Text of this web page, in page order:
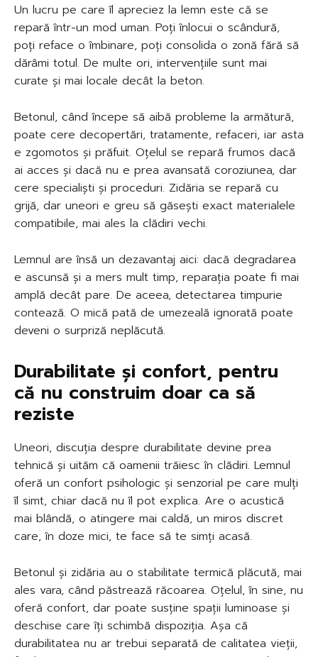
Un lucru pe care îl apreciez la lemn este că se
repară într-un mod uman. Poți înlocui o scândură,
poți reface o îmbinare, poți consolida o zonă fără să
dărâmi totul. De multe ori, intervențiile sunt mai
curate și mai locale decât la beton.
Betonul, când începe să aibă probleme la armătură,
poate cere decopertări, tratamente, refaceri, iar asta
e zgomotos și prăfuit. Oțelul se repară frumos dacă
ai acces și dacă nu e prea avansată coroziunea, dar
cere specialiști și proceduri. Zidăria se repară cu
grijă, dar uneori e greu să găsești exact materialele
compatibile, mai ales la clădiri vechi.
Lemnul are însă un dezavantaj aici: dacă degradarea
e ascunsă și a mers mult timp, reparația poate fi mai
amplă decât pare. De aceea, detectarea timpurie
contează. O mică pată de umezeală ignorată poate
deveni o surpriză neplăcută.
Durabilitate și confort, pentru
că nu construim doar ca să
reziste
Uneori, discuția despre durabilitate devine prea
tehnică și uităm că oamenii trăiesc în clădiri. Lemnul
oferă un confort psihologic și senzorial pe care mulți
îl simt, chiar dacă nu îl pot explica. Are o acustică
mai blândă, o atingere mai caldă, un miros discret
care, în doze mici, te face să te simți acasă.
Betonul și zidăria au o stabilitate termică plăcută, mai
ales vara, când păstrează răcoarea. Oțelul, în sine, nu
oferă confort, dar poate susține spații luminoase și
deschise care îți schimbă dispoziția. Așa că
durabilitatea nu ar trebui separată de calitatea vieții,